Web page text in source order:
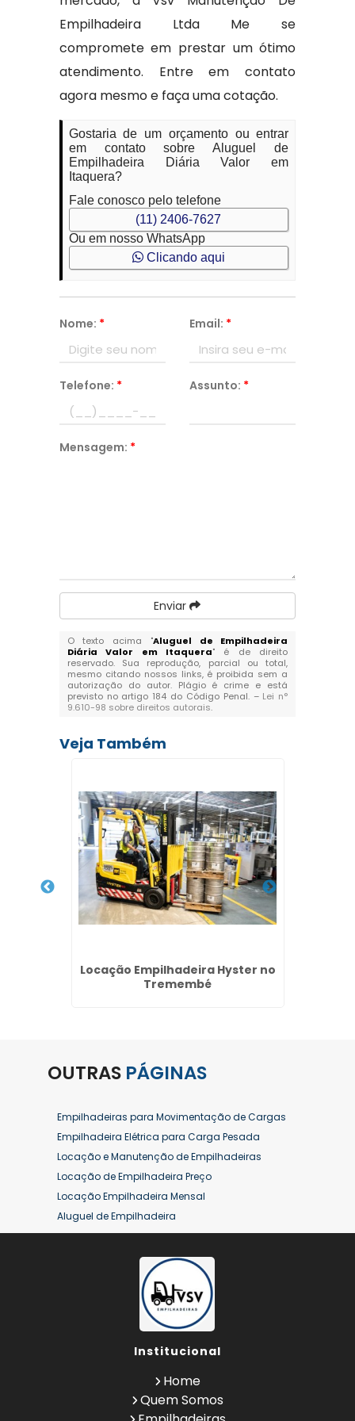
Empilhadeira Ltda Me se
compromete em prestar um ótimo
atendimento. Entre em contato
agora mesmo e faça uma cotação.
Gostaria de um orçamento ou entrar
em contato sobre Aluguel de
Empilhadeira Diária Valor em
Itaquera?
Fale conosco pelo telefone
(11) 2406-7627
Ou em nosso WhatsApp
Clicando aqui
Nome: * Email: *
Telefone: * Assunto: *
Mensagem: *
Enviar
O texto acima "Aluguel de Empilhadeira
Diária Valor em Itaquera" é de direito
reservado. Sua reprodução, parcial ou total,
mesmo citando nossos links, é proibida sem a
autorização do autor. Plágio é crime e está
previsto no artigo 184 do Código Penal. – Lei n°
9.610-98 sobre direitos autorais.
Veja Também
Locação Empilhadeira Hyster no
Tremembé
OUTRAS PÁGINAS
Empilhadeiras para Movimentação de Cargas
Empilhadeira Elétrica para Carga Pesada
Locação e Manutenção de Empilhadeiras
Locação de Empilhadeira Preço
Locação Empilhadeira Mensal
Aluguel de Empilhadeira
Aluguel de Empilhadeira a Combustão
Aluguel de Empilhadeira Diária Valor
Aluguel de Empilhadeira Elétrica
Aluguel de Empilhadeira Elétrica Preço
Aluguel de Empilhadeira Mensal
Aluguel de Empilhadeira Preço
Aluguel de Empilhadeira Valor
Aluguel de Empilhadeiras Eletricas
Conserto de Empilhadeira
Contrato de Locação de Empilhadeira
Institucional
Home
Quem Somos